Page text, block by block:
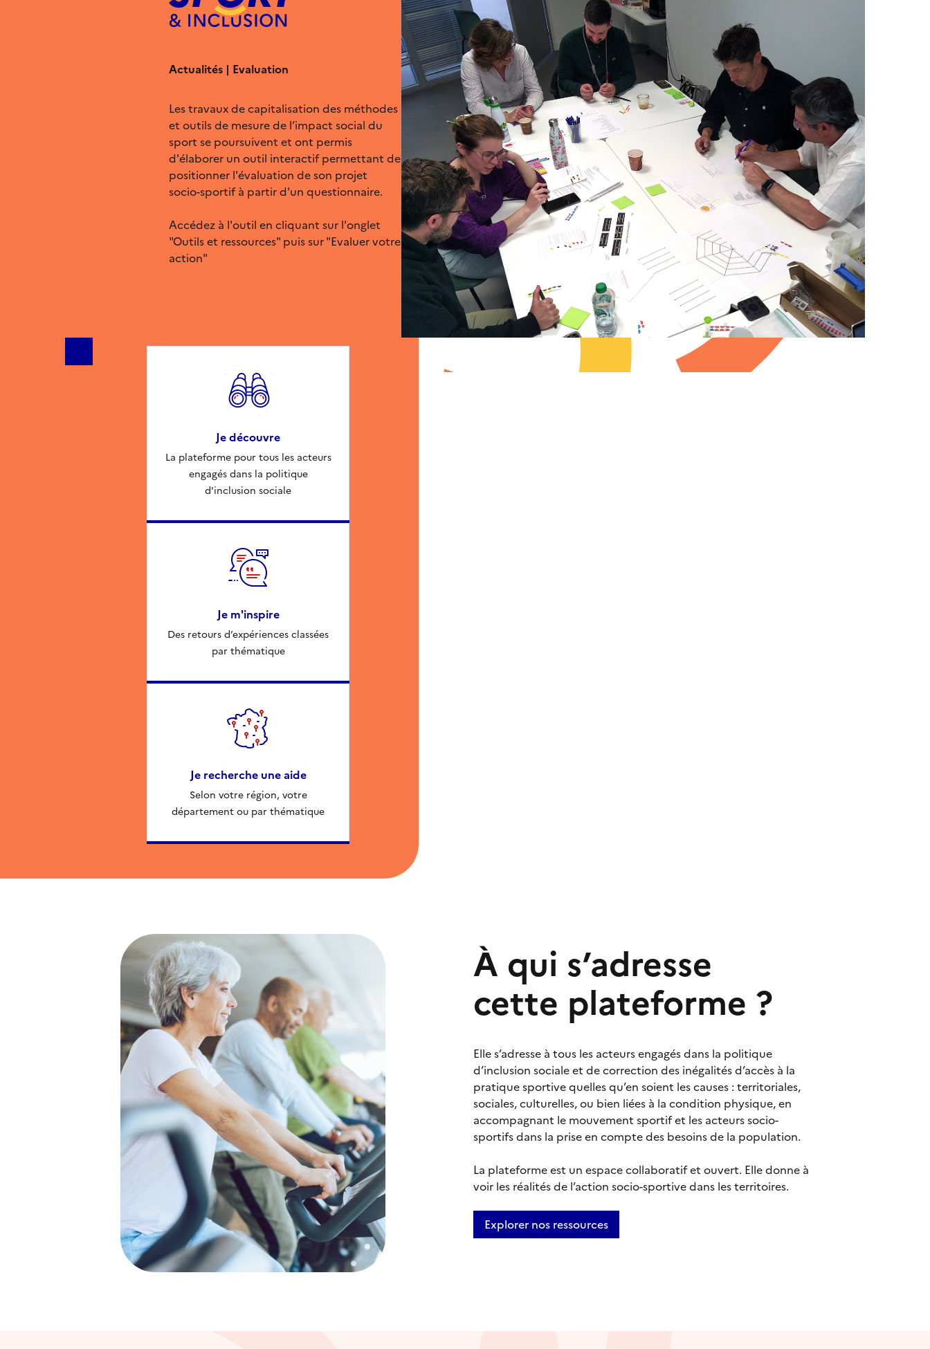
Actualités | Evaluation
Les travaux de capitalisation des méthodes
et outils de mesure de l’impact social du
sport se poursuivent et ont permis
d'élaborer un outil interactif permettant de
positionner l'évaluation de son projet
socio-sportif à partir d'un questionnaire.
Accédez à l'outil en cliquant sur l'onglet
"Outils et ressources" puis sur "Evaluer votre
action"
Je découvre
La plateforme pour tous les acteurs
engagés dans la politique
d'inclusion sociale
Je m'inspire
Des retours d’expériences classées
par thématique
Je recherche une aide
Selon votre région, votre
département ou par thématique
À qui s’adresse
cette plateforme ?
Elle s’adresse à tous les acteurs engagés dans la politique
d’inclusion sociale et de correction des inégalités d’accès à la
pratique sportive quelles qu’en soient les causes : territoriales,
sociales, culturelles, ou bien liées à la condition physique, en
accompagnant le mouvement sportif et les acteurs socio-
sportifs dans la prise en compte des besoins de la population.
La plateforme est un espace collaboratif et ouvert. Elle donne à
voir les réalités de l’action socio-sportive dans les territoires.
Explorer nos ressources